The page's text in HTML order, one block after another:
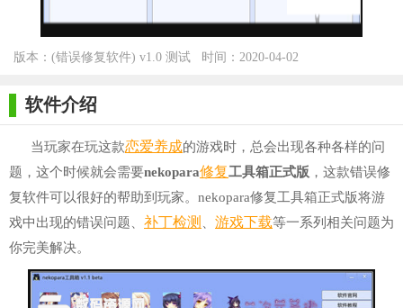
版本：(错误修复软件) v1.0 测试
时间：2020-04-02
软件介绍
当玩家在玩这款恋爱养成的游戏时，总会出现各种各样的问
题，这个时候就会需要nekopara修复工具箱正式版 ，这款错误修
复软件可以很好的帮助到玩家。nekopara修复工具箱正式版将游
戏中出现的错误问题、 补丁检测 游戏下载等一系列相关问题为
你完美解决。